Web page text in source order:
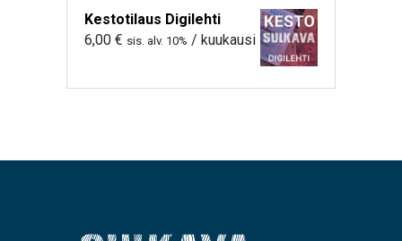
Kestotilaus Digilehti
6,00 € sis. alv. 10% / kuukausi